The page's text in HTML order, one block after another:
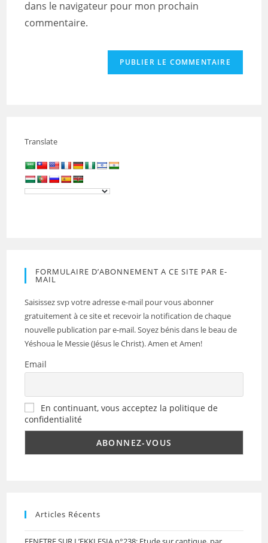
(facultatif)
dans le navigateur pour mon prochain
commentaire.
Translate
FORMULAIRE D’ABONNEMENT A CE SITE PAR E-
MAIL
Saisissez svp votre adresse e-mail pour vous abonner
gratuitement à ce site et recevoir la notification de chaque
nouvelle publication par e-mail. Soyez bénis dans le beau de
Yéshoua le Messie (Jésus le Christ). Amen et Amen!
Email
En continuant, vous acceptez la politique de
confidentialité
Articles Récents